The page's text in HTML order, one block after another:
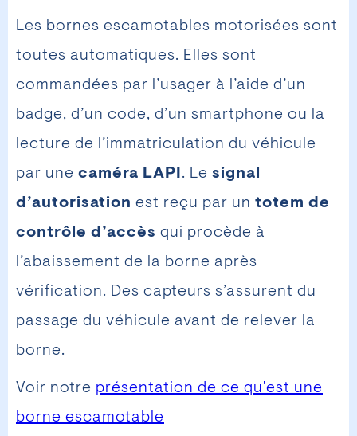
Les bornes escamotables motorisées sont
toutes automatiques. Elles sont
commandées par l’usager à l’aide d’un
badge, d’un code, d’un smartphone ou la
lecture de l’immatriculation du véhicule
par une caméra LAPI . Le signal
d’autorisation est reçu par un totem de
contrôle d’accès qui procède à
l’abaissement de la borne après
vérification. Des capteurs s’assurent du
passage du véhicule avant de relever la
borne.
Voir notre présentation de ce qu'est une
borne escamotable